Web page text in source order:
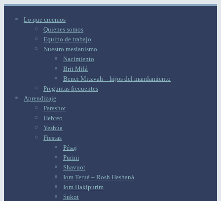
Lo que creemos
Quienes somos
Equipo de trabajo
Nuestro mesianismo
Nacimiento
Brit Milá
Benei Mitzvah – hijos del mandamiento
Preguntas frecuentes
Aprendizaje
Parashot
Hebreo
Yeshúa
Fiestas
Pésaj
Purim
Shavuot
Iom Teruá – Rosh Hashaná
Iom Hakipurím
Sukot